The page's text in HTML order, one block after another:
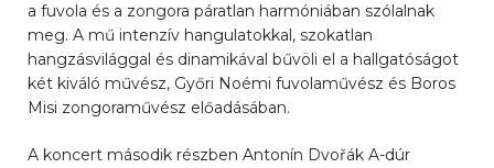
a fuvola és a zongora páratlan harmóniában szólalnak
meg. A mű intenzív hangulatokkal, szokatlan
hangzásvilággal és dinamikával bűvöli el a hallgatóságot
két kiváló művész, Győri Noémi fuvolaművész és Boros
Misi zongoraművész előadásában.
A koncert második részben Antonín Dvořák A-dúr